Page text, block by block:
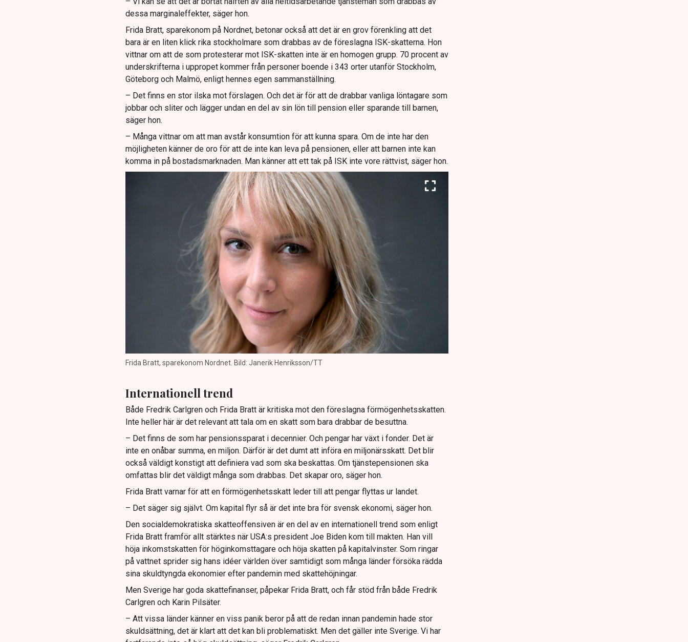
dessa marginaleffekter, säger hon.
Frida Bratt, sparekonom på Nordnet, betonar också att det är en grov förenkling att det
bara är en liten klick rika stockholmare som drabbas av de föreslagna ISK-skatterna. Hon
vittnar om att de som protesterar mot ISK-skatten inte är en homogen grupp. 70 procent av
underskrifterna i uppropet kommer från personer boende i 343 orter utanför Stockholm,
Göteborg och Malmö, enligt hennes egen sammanställning.
– Det finns en stor ilska mot förslagen. Och det är för att de drabbar vanliga löntagare som
jobbar och sliter och lägger undan en del av sin lön till pension eller sparande till barnen,
säger hon.
– Många vittnar om att man avstår konsumtion för att kunna spara. Om de inte har den
möjligheten känner de oro för att de inte kan leva på pensionen, eller att barnen inte kan
komma in på bostadsmarknaden. Man känner att ett tak på ISK inte vore rättvist, säger hon.
Frida Bratt, sparekonom Nordnet. Bild: Janerik Henriksson/TT
Internationell trend
Både Fredrik Carlgren och Frida Bratt är kritiska mot den föreslagna förmögenhetsskatten.
Inte heller här är det relevant att tala om en skatt som bara drabbar de besuttna.
– Det finns de som har pensionssparat i decennier. Och pengar har växt i fonder. Det är
inte en onåbar summa, en miljon. Därför är det dumt att införa en miljonärsskatt. Det blir
också väldigt konstigt att definiera vad som ska beskattas. Om tjänstepensionen ska
omfattas blir det väldigt många som drabbas. Det skapar oro, säger hon.
Frida Bratt varnar för att en förmögenhetsskatt leder till att pengar flyttas ur landet.
– Det säger sig självt. Om kapital flyr så är det inte bra för svensk ekonomi, säger hon.
Den socialdemokratiska skatteoffensiven är en del av en internationell trend som enligt
Frida Bratt framför allt stärktes när USA:s president Joe Biden kom till makten. Han vill
höja inkomstskatten för höginkomsttagare och höja skatten på kapitalvinster. Som ringar
på vattnet sprider sig hans idéer världen över samtidigt som många länder försöka rädda
sina skuldtyngda ekonomier efter pandemin med skattehöjningar.
Men Sverige har goda skattefinanser, påpekar Frida Bratt, och får stöd från både Fredrik
Carlgren och Karin Pilsäter.
– Att vissa länder känner en viss panik beror på att de redan innan pandemin hade stor
skuldsättning, det är klart att det kan bli problematiskt. Men det gäller inte Sverige. Vi har